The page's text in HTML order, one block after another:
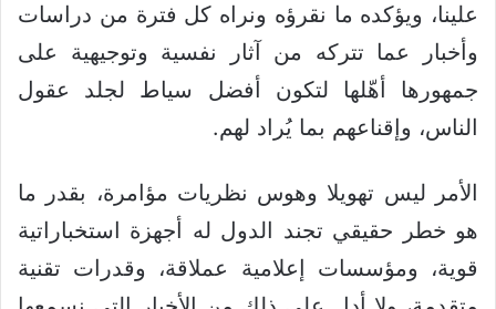
علينا، ويؤكده ما نقرؤه ونراه كل فترة من دراسات
وأخبار عما تتركه من آثار نفسية وتوجيهية على
جمهورها أهّلها لتكون أفضل سياط لجلد عقول
الناس، وإقناعهم بما يُراد لهم.
الأمر ليس تهويلا وهوس نظريات مؤامرة، بقدر ما
هو خطر حقيقي تجند الدول له أجهزة استخباراتية
قوية، ومؤسسات إعلامية عملاقة، وقدرات تقنية